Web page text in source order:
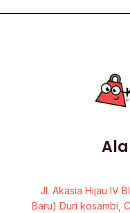
Jl. Akasia Hijau IV
Baru) Duri kosambi,